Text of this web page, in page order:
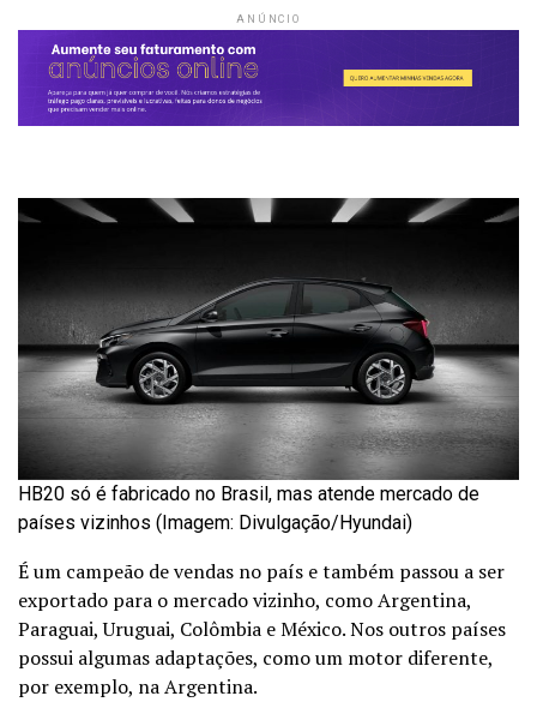
ANÚNCIO
HB20 só é fabricado no Brasil, mas atende mercado de
países vizinhos (Imagem: Divulgação/Hyundai)
É um campeão de vendas no país e também passou a ser
exportado para o mercado vizinho, como Argentina,
Paraguai, Uruguai, Colômbia e México. Nos outros países
possui algumas adaptações, como um motor diferente,
por exemplo, na Argentina.